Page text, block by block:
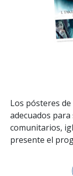
Los pósteres de
adecuados
comunitarios,
presente el